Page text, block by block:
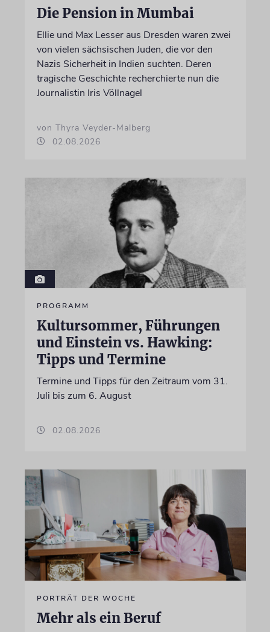
Die Pension in Mumbai
Ellie und Max Lesser aus Dresden waren zwei
von vielen sächsischen Juden, die vor den
Nazis Sicherheit in Indien suchten. Deren
tragische Geschichte recherchierte nun die
Journalistin Iris Völlnagel
von Thyra Veyder-Malberg
02.08.2026
PROGRAMM
Kultursommer, Führungen
und Einstein vs. Hawking:
Tipps und Termine
Termine und Tipps für den Zeitraum vom 31.
Juli bis zum 6. August
02.08.2026
PORTRÄT DER WOCHE
Mehr als ein Beruf